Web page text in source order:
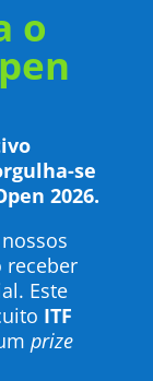
o
se
2026.
receber
Este
ITF
prize